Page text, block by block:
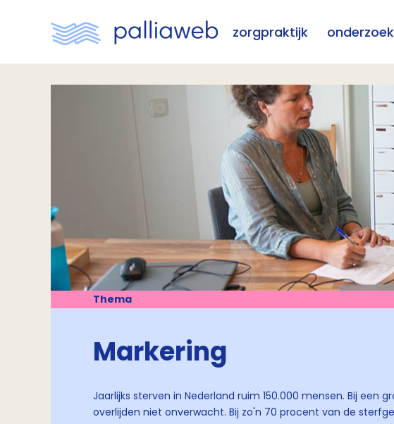
zorgpraktijk onderzoek
Thema
Markering
Jaarlijks sterven in Nederland ruim 150.000 mensen. Bij een
overlijden niet onverwacht. Bij zo'n 70 procent van de